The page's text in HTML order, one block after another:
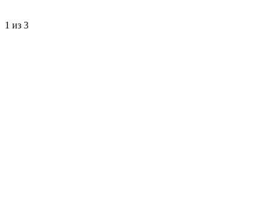
1 из 3